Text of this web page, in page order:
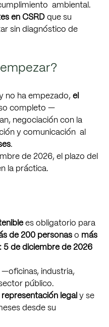
ambiental.
en CSRD que su
sin diagnóstico de
no ha empezado, el
completo —
negociación con la
y comunicación  al
.
de 2026, el plazo del
la práctica.
es obligatorio para
de 200 personas o más
5 de diciembre de 2026
—oficinas, industria,
público.
representación legal y se
desde su